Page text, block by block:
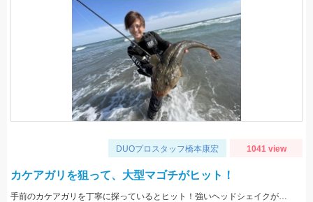
DUOプロスタッフ橋本康宏 1041 view
カケアガリを狙って、大型マゴチがヒット！
手前のカケアガリを丁寧に探っているとヒット！強いヘッドシェイクがたまりません！